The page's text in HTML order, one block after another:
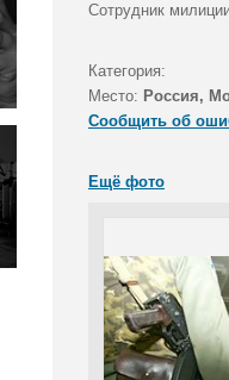
Сотрудник
Категория:
Место: Россия,
Сообщить об
Ещё фото